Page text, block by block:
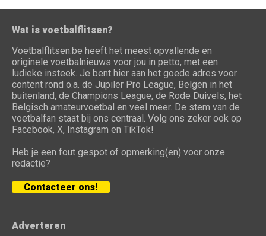
Wat is voetbalflitsen?
Voetbalflitsen.be heeft het meest opvallende en
originele voetbalnieuws voor jou in petto, met een
ludieke insteek. Je bent hier aan het goede adres voor
content rond o.a. de Jupiler Pro League, Belgen in het
buitenland, de Champions League, de Rode Duivels, het
Belgisch amateurvoetbal en veel meer. De stem van de
voetbalfan staat bij ons centraal. Volg ons zeker ook op
Facebook, X, Instagram en TikTok!
Heb je een fout gespot of opmerking(en) voor onze
redactie?
Contacteer ons!
Adverteren